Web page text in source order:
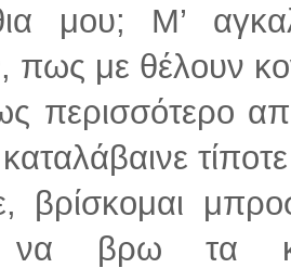
μου; Μ’
πως με θέλουν
περισσότερο
βρίσκομαι
να βρω τα